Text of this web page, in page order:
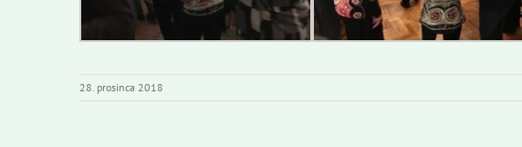
28. prosinca 2018